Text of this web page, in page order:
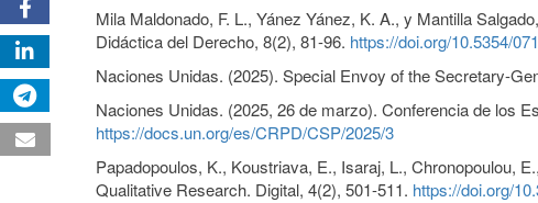
Mila Maldonado, F. L., Yánez Yánez, K. A., y Mantilla
Didáctica del Derecho, 8(2), 81-96. https://doi.org/10.5354/
Naciones Unidas. (2025). Special Envoy of the Secretary-
Naciones Unidas. (2025, 26 de marzo). Conferencia de los
https://docs.un.org/es/CRPD/CSP/2025/3
Papadopoulos, K., Koustriava, E., Isaraj, L., Chronopoulou,
Qualitative Research. Digital, 4(2), 501-511. https://doi.org/